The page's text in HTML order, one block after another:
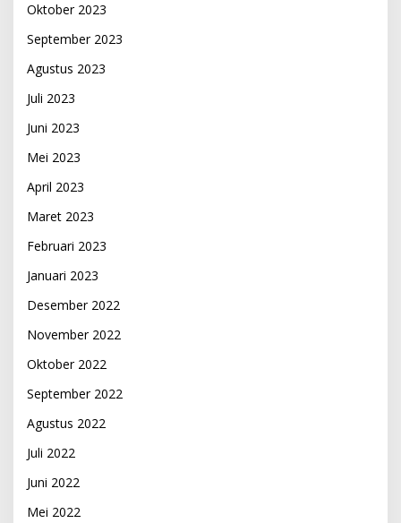
Oktober 2023
September 2023
Agustus 2023
Juli 2023
Juni 2023
Mei 2023
April 2023
Maret 2023
Februari 2023
Januari 2023
Desember 2022
November 2022
Oktober 2022
September 2022
Agustus 2022
Juli 2022
Juni 2022
Mei 2022